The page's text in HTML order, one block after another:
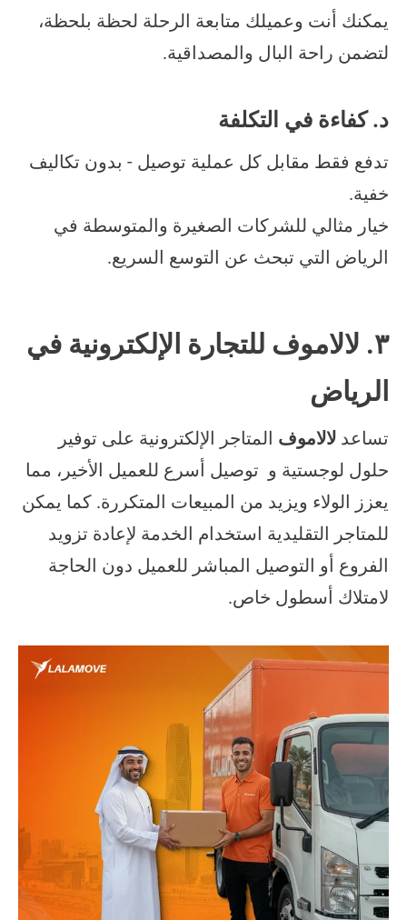
يمكنك أنت وعميلك متابعة الرحلة لحظة بلحظة،
لتضمن راحة البال والمصداقية.
د. كفاءة في التكلفة
تدفع فقط مقابل كل عملية توصيل - بدون تكاليف
خفية.
خيار مثالي للشركات الصغيرة والمتوسطة في
الرياض التي تبحث عن التوسع السريع.
٣. لالاموف للتجارة الإلكترونية في
الرياض
تساعد لالاموف المتاجر الإلكترونية على توفير
حلول لوجستية و توصيل أسرع للعميل الأخير، مما
يعزز الولاء ويزيد من المبيعات المتكررة. كما يمكن
للمتاجر التقليدية استخدام الخدمة لإعادة تزويد
الفروع أو التوصيل المباشر للعميل دون الحاجة
لامتلاك أسطول خاص.